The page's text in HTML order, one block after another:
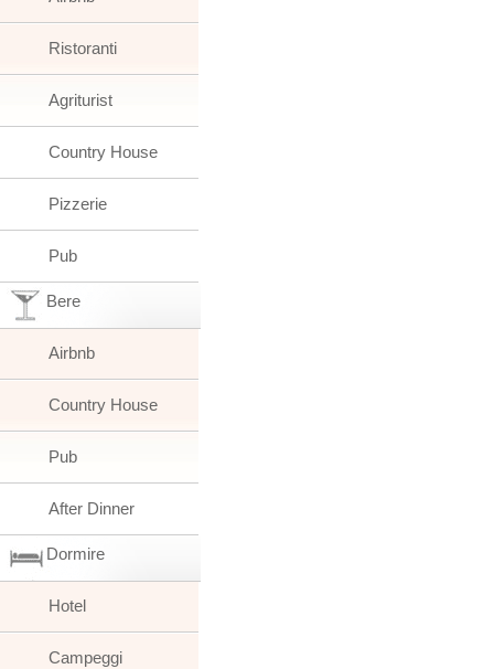
Ristoranti
Agriturist
Country House
Pizzerie
Pub
Bere
Airbnb
Country House
Pub
After Dinner
Dormire
Hotel
Campeggi